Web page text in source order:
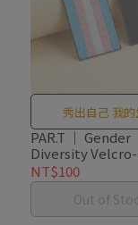
秀出自己 我
PAR.T ｜ Gender
Diversity
copy
NT$100
Out of